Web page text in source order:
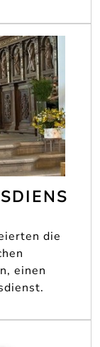
die
einen